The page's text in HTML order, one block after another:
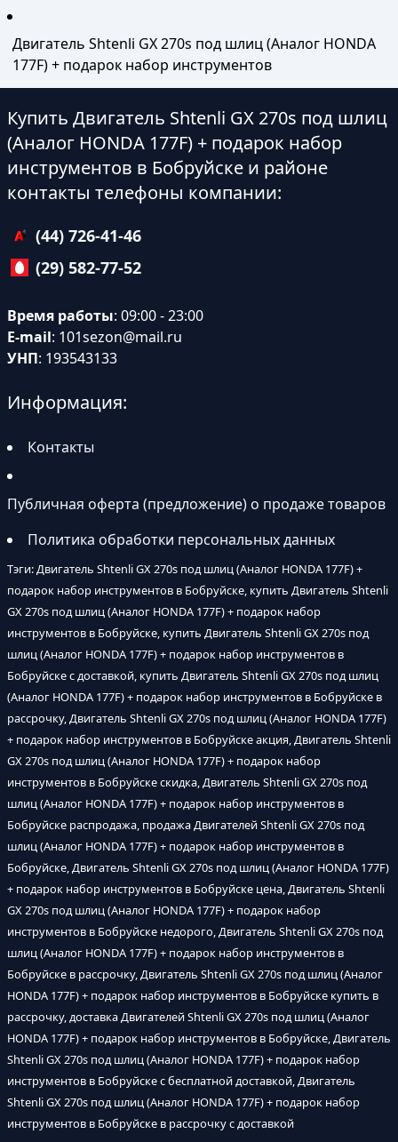
Двигатель Shtenli GX 270s под шлиц (Аналог HONDA
177F) + подарок набор инструментов
Купить Двигатель Shtenli GX 270s под шлиц
(Аналог HONDA 177F) + подарок набор
инструментов в Бобруйске и районе
контакты телефоны компании:
(44) 726-41-46
(29) 582-77-52
Время работы: 09:00 - 23:00
E-mail: 101sezon@mail.ru
УНП: 193543133
Информация:
Контакты
Публичная оферта (предложение) о продаже товаров
Политика обработки персональных данных
Тэги: Двигатель Shtenli GX 270s под шлиц (Аналог HONDA 177F) +
подарок набор инструментов в Бобруйске, купить Двигатель Shtenli
GX 270s под шлиц (Аналог HONDA 177F) + подарок набор
инструментов в Бобруйске, купить Двигатель Shtenli GX 270s под
шлиц (Аналог HONDA 177F) + подарок набор инструментов в
Бобруйске с доставкой, купить Двигатель Shtenli GX 270s под шлиц
(Аналог HONDA 177F) + подарок набор инструментов в Бобруйске в
рассрочку, Двигатель Shtenli GX 270s под шлиц (Аналог HONDA 177F)
+ подарок набор инструментов в Бобруйске акция, Двигатель Shtenli
GX 270s под шлиц (Аналог HONDA 177F) + подарок набор
инструментов в Бобруйске скидка, Двигатель Shtenli GX 270s под
шлиц (Аналог HONDA 177F) + подарок набор инструментов в
Бобруйске распродажа, продажа Двигателей Shtenli GX 270s под
шлиц (Аналог HONDA 177F) + подарок набор инструментов в
Бобруйске, Двигатель Shtenli GX 270s под шлиц (Аналог HONDA 177F)
+ подарок набор инструментов в Бобруйске цена, Двигатель Shtenli
GX 270s под шлиц (Аналог HONDA 177F) + подарок набор
инструментов в Бобруйске недорого, Двигатель Shtenli GX 270s под
шлиц (Аналог HONDA 177F) + подарок набор инструментов в
Бобруйске в рассрочку, Двигатель Shtenli GX 270s под шлиц (Аналог
HONDA 177F) + подарок набор инструментов в Бобруйске купить в
рассрочку, доставка Двигателей Shtenli GX 270s под шлиц (Аналог
HONDA 177F) + подарок набор инструментов в Бобруйске, Двигатель
Shtenli GX 270s под шлиц (Аналог HONDA 177F) + подарок набор
инструментов в Бобруйске с бесплатной доставкой, Двигатель
Shtenli GX 270s под шлиц (Аналог HONDA 177F) + подарок набор
инструментов в Бобруйске в рассрочку с доставкой